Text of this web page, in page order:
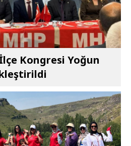
Kongresi Yoğun